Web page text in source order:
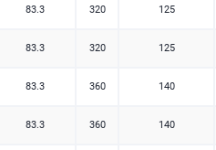
83.3 320 125
83.3 320 125
83.3 360 140
83.3 360 140